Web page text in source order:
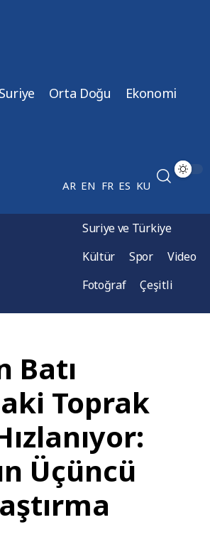
Suriye Orta Doğu Ekonomi
AR EN FR ES KU
Suriye ve Türkiye
Kültür
Spor
Video
Fotoğraf
Çeşitli
Batı
Toprak
Üçüncü